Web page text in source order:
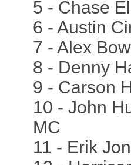
5 - Chase
6 - Austin
7 - Alex
8 - Denny
9 - Carson
10 - John
MC
11 - Erik